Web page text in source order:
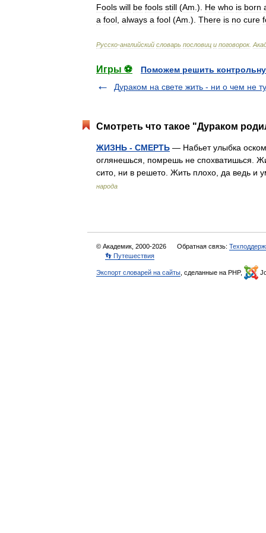
Fools will be fools still (Am ). Не who is born
a fool always a fool (Am ). There is no cure
Русско-английский словарь пословиц и поговорок.
Игры ⚽
Поможем решить
Дураком на свете жить - ни о чем не
Смотреть что такое "Дураком
ЖИЗНЬ - СМЕРТЬ — Набьет улыбка
оглянешься, помрешь не спохватишься.
сито, ни в решето. Жить плохо, да ведь
народа
© Академик, 2000-2026 Обратная связь:
👣 Путешествия
Экспорт словарей на сайты , сделанные на PHP,